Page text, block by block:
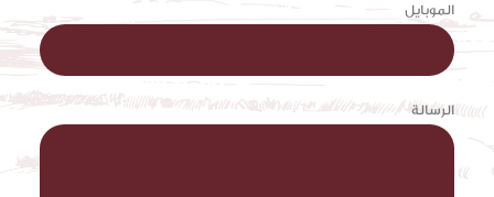
الموبايل
الرسالة